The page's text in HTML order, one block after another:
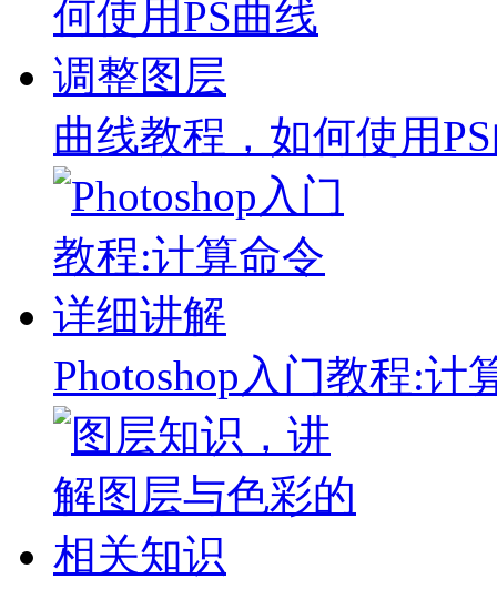
曲线教程，如何使用
Photoshop入门教程:计